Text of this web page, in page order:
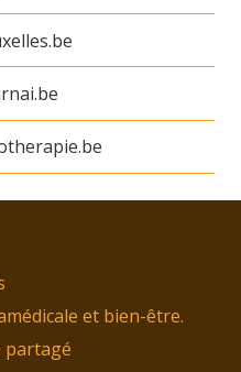
et bien-être.
partagé